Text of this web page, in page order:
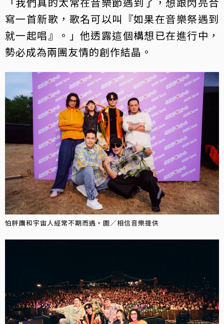
寫一首新歌，歌名可以叫『如果在音樂祭遇到
就一起唱』。」他透露這個構想已在進行中，
勢必成為兩團友情的創作結晶。
怕胖團和宇宙人經常不期而遇。圖／相信音樂提供